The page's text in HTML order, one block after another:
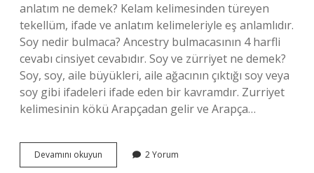
anlatım ne demek? Kelam kelimesinden türeyen
tekellüm, ifade ve anlatım kelimeleriyle eş anlamlıdır.
Soy nedir bulmaca? Ancestry bulmacasının 4 harfli
cevabı cinsiyet cevabıdır. Soy ve zürriyet ne demek?
Soy, soy, aile büyükleri, aile ağacının çıktığı soy veya
soy gibi ifadeleri ifade eden bir kavramdır. Zurriyet
kelimesinin kökü Arapçadan gelir ve Arapça…
Devamını okuyun Bulmacada
Soy
2 Yorum